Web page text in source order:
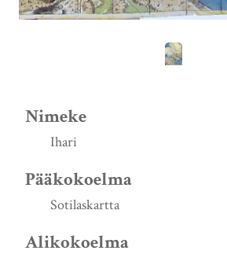
Nimeke
Ihari
Pääkokoelma
Sotilaskartta
Alikokoelma